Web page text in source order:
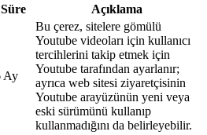
Süre Açıklama
Ay
Bu çerez, sitelere gömülü
Youtube videoları için kullanıcı
tercihlerini takip etmek için
Youtube tarafından ayarlanır;
ayrıca web sitesi ziyaretçisinin
Youtube arayüzünün yeni veya
eski sürümünü kullanıp
kullanmadığını da belirleyebilir.